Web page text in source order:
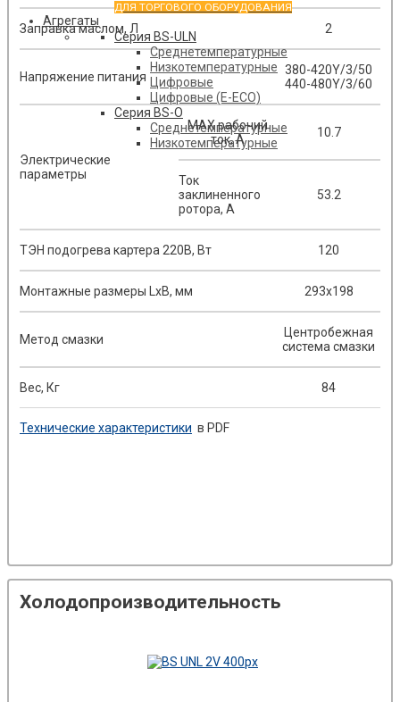
ДЛЯ ТОРГОВОГО ОБОРУДОВАНИЯ
Агрегаты
Серия BS-ULN
Среднетемпературные
Низкотемпературные
Цифровые
Цифровые (E-ECO)
Серия BS-O
Среднетемпературные
Низкотемпературные
Заправка маслом, Л 2
Напряжение питания
380-420Y/3/50
440-480Y/3/60
Электрические
параметры
MAX рабочий
ток, A
10.7
Ток
заклиненного
ротора, A
53.2
ТЭН подогрева картера 220В, Вт 120
Монтажные размеры LxB, мм 293x198
Метод смазки
Центробежная
система смазки
Вес, Кг 84
Технические характеристики в PDF
Холодопроизводительность